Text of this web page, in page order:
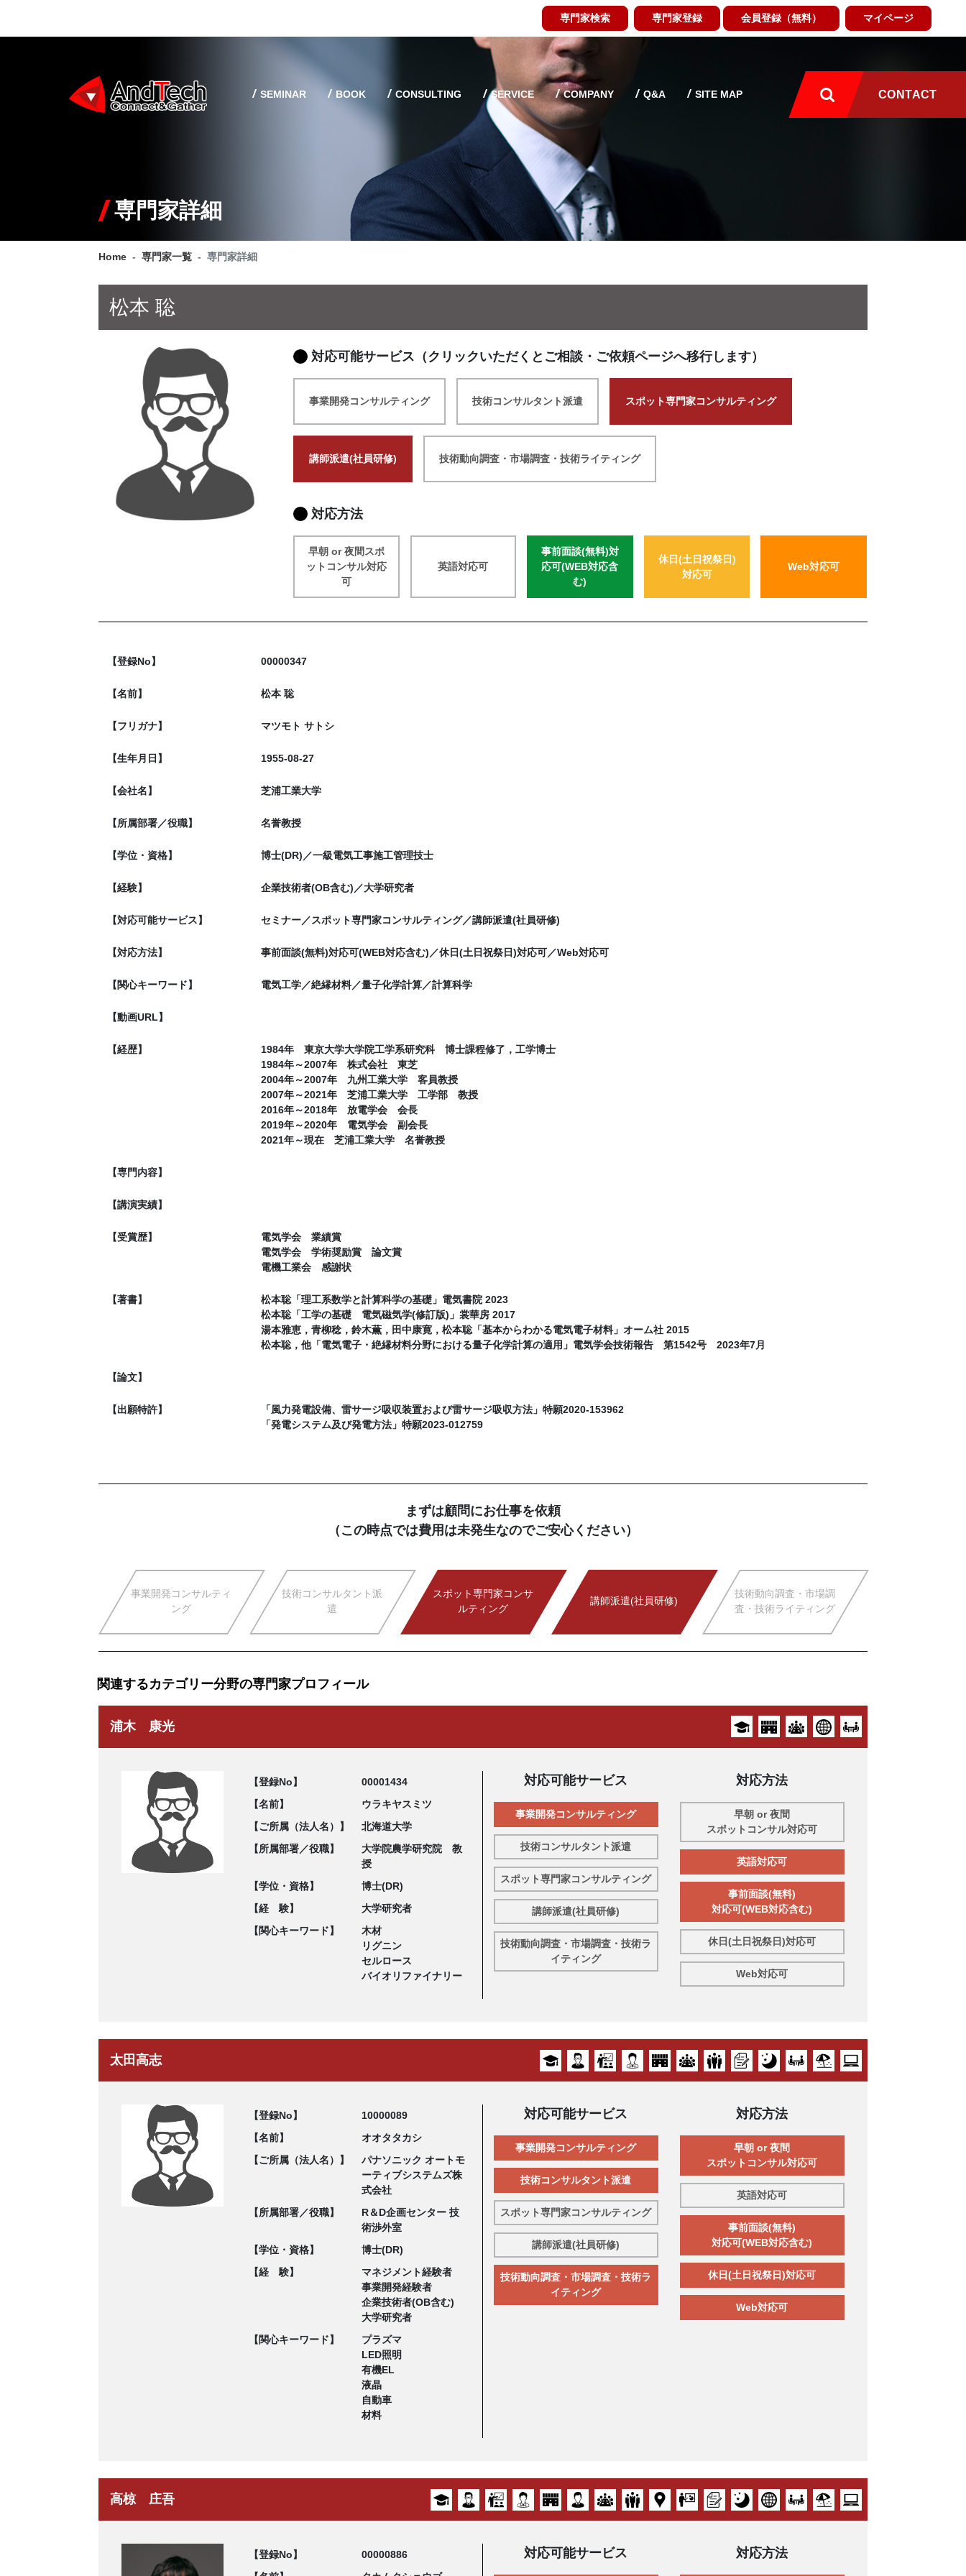
専門家検索 専門家登録 会員登録（無料） マイページ
SEMINAR BOOK CONSULTING SERVICE COMPANY Q&A SITE MAP CONTACT
専門家詳細
Home 専門家一覧 専門家詳細
松本 聡
対応可能サービス（クリックいただくとご相談・ご依頼ページへ移行します）
事業開発コンサルティング 技術コンサルタント派遣 スポット専門家コンサルティング
講師派遣(社員研修) 技術動向調査・市場調査・技術ライティング
対応方法
早朝 or 夜間スポ
ットコンサル対応
可
英語対応可
事前面談(無料)対
応可(WEB対応含
む)
休日(土日祝祭日)
対応可
Web対応可
【登録No】 00000347
【名前】 松本 聡
【フリガナ】 マツモト サトシ
【生年月日】 1955-08-27
【会社名】 芝浦工業大学
【所属部署／役職】 名誉教授
【学位・資格】 博士(DR)／一級電気工事施工管理技士
【経験】 企業技術者(OB含む)／大学研究者
【対応可能サービス】 セミナー／スポット専門家コンサルティング／講師派遣(社員研修)
【対応方法】 事前面談(無料)対応可(WEB対応含む)／休日(土日祝祭日)対応可／Web対応可
【関心キーワード】 電気工学／絶縁材料／量子化学計算／計算科学
【動画URL】
【経歴】
1984年 東京大学大学院工学系研究科 博士課程修了，工学博士
1984年～2007年 株式会社 東芝
2004年～2007年 九州工業大学 客員教授
2007年～2021年 芝浦工業大学 工学部 教授
2016年～2018年 放電学会 会長
2019年～2020年 電気学会 副会長
2021年～現在 芝浦工業大学 名誉教授
【専門内容】
【講演実績】
【受賞歴】
電気学会 業績賞
電気学会 学術奨励賞 論文賞
電機工業会 感謝状
【著書】
松本聡「理工系数学と計算科学の基礎」電気書院 2023
松本聡「工学の基礎 電気磁気学(修訂版)」裳華房 2017
湯本雅恵，青柳稔，鈴木薫，田中康寛，松本聡「基本からわかる電気電子材料」オーム社 2015
松本聡，他「電気電子・絶縁材料分野における量子化学計算の適用」電気学会技術報告 第1542号 2023年7月
【論文】
【出願特許】
「風力発電設備、雷サージ吸収装置および雷サージ吸収方法」特願2020-153962
「発電システム及び発電方法」特願2023-012759
まずは顧問にお仕事を依頼
（この時点では費用は未発生なのでご安心ください）
事業開発コンサルティ
ング
技術コンサルタント派
遣
スポット専門家コンサ
ルティング
講師派遣(社員研修)
技術動向調査・市場調
査・技術ライティング
関連するカテゴリー分野の専門家プロフィール
浦木 康光
【登録No】
00001434
【名前】
ウラキヤスミツ
【ご所属（法人名）】
北海道大学
【所属部署／役職】
大学院農学研究院 教
授
【学位・資格】
博士(DR)
【経 験】
大学研究者
【関心キーワード】
木材
リグニン
セルロース
バイオリファイナリー
対応可能サービス
事業開発コンサルティング
技術コンサルタント派遣
スポット専門家コンサルティング
講師派遣(社員研修)
技術動向調査・市場調査・技術ラ
イティング
対応方法
早朝 or 夜間
スポットコンサル対応可
英語対応可
事前面談(無料)
対応可(WEB対応含む)
休日(土日祝祭日)対応可
Web対応可
太田高志
【登録No】
10000089
【名前】
オオタタカシ
【ご所属（法人名）】
パナソニック オートモ
ーティブシステムズ株
式会社
【所属部署／役職】
R＆D企画センター 技
術渉外室
【学位・資格】
博士(DR)
【経 験】
マネジメント経験者
事業開発経験者
企業技術者(OB含む)
大学研究者
【関心キーワード】
プラズマ
LED照明
有機EL
液晶
自動車
材料
対応可能サービス
事業開発コンサルティング
技術コンサルタント派遣
スポット専門家コンサルティング
講師派遣(社員研修)
技術動向調査・市場調査・技術ラ
イティング
対応方法
早朝 or 夜間
スポットコンサル対応可
英語対応可
事前面談(無料)
対応可(WEB対応含む)
休日(土日祝祭日)対応可
Web対応可
高椋 庄吾
【登録No】
00000886
対応可能サービス 対応方法